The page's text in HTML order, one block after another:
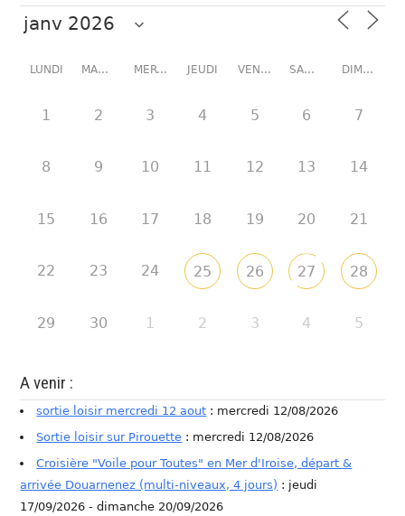
LUNDI MARDI MERCREDI JEUDI VENDREDI SAMEDI DIMANCHE
1 2 3 4 5 6 7
8 9 10 11 12 13 14
15 16 17 18 19 20 21
22 23 24 25 26 27 28
29 30 1 2 3 4 5
A venir :
sortie loisir mercredi 12 aout : mercredi 12/08/2026
Sortie loisir sur Pirouette : mercredi 12/08/2026
Croisière "Voile pour Toutes" en Mer d'Iroise, départ &
arrivée Douarnenez (multi-niveaux, 4 jours) : jeudi
17/09/2026 - dimanche 20/09/2026